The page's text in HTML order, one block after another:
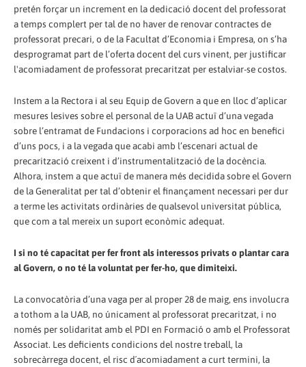
pretén forçar un increment en la dedicació docent del professorat
a temps complert per tal de no haver de renovar contractes de
professorat precari, o de la Facultat d’Economia i Empresa, on s’ha
desprogramat part de l’oferta docent del curs vinent, per justificar
l'acomiadament de professorat precaritzat per estalviar-se costos.
Instem a la Rectora i al seu Equip de Govern a que en lloc d’aplicar
mesures lesives sobre el personal de la UAB actuï d’una vegada
sobre l’entramat de Fundacions i corporacions ad hoc en benefici
d’uns pocs, i a la vegada que acabi amb l’escenari actual de
precarització creixent i d’instrumentalització de la docència.
Alhora, instem a que actuï de manera més decidida sobre el Govern
de la Generalitat per tal d’obtenir el finançament necessari per dur
a terme les activitats ordinàries de qualsevol universitat pública,
que com a tal mereix un suport econòmic adequat.
I si no té capacitat per fer front als interessos privats o plantar cara
al Govern, o no té la voluntat per fer-ho, que dimiteixi.
La convocatòria d’una vaga per al proper 28 de maig, ens involucra
a tothom a la UAB, no únicament al professorat precaritzat, i no
només per solidaritat amb el PDI en Formació o amb el Professorat
Associat. Les deficients condicions del nostre treball, la
sobrecàrrega docent, el risc d´acomiadament a curt termini, la